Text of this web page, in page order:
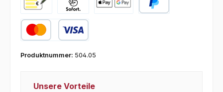
Vorkasse Pay with Klarna
Produktnummer: 504.05
Unsere Vorteile